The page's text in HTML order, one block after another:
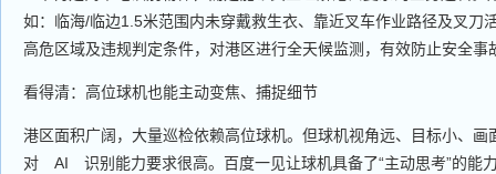
如：临海/临边1.5米范围内未穿戴救生衣、靠近叉车作业路径及叉刀
高危区域及违规判定条件，对港区进行全天候监测，有效防止安全事
看得清：高位球机也能主动变焦、捕捉细节
港区面积广阔，大量巡检依赖高位球机。但球机视角远、目标小、画
对 AI 识别能力要求很高。百度一见让球机具备了“主动思考”的能